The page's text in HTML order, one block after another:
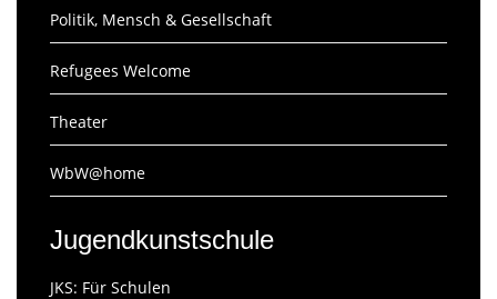
Politik, Mensch & Gesellschaft
Refugees Welcome
Theater
WbW@home
Jugendkunstschule
JKS: Für Schulen